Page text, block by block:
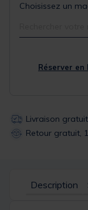
Choisissez un
Réserver
Livraison
Retour gratuit,
Description